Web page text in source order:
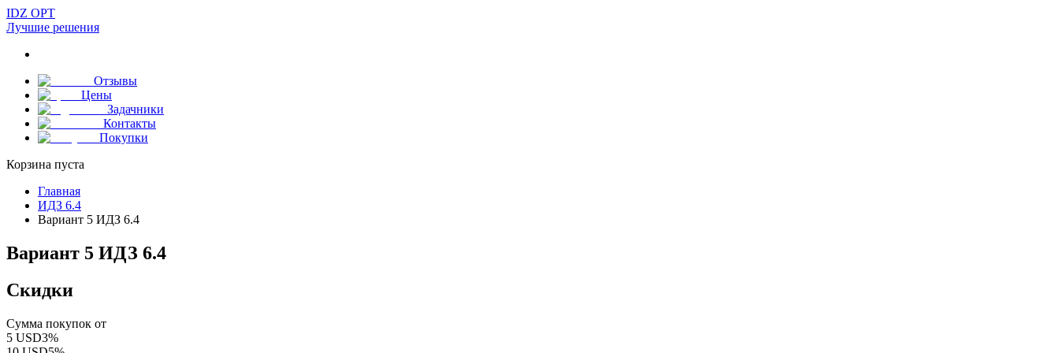
IDZ OPT
Лучшие решения
Отзывы
Цены
Задачники
Контакты
Покупки
Корзина пуста
Главная
ИДЗ 6.4
Вариант 5 ИДЗ 6.4
Вариант 5 ИДЗ 6.4
Скидки
Сумма покупок от
5 USD3%